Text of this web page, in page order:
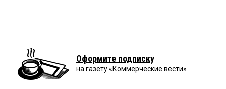
Оформите подписку
на газету «Коммерческие вести»